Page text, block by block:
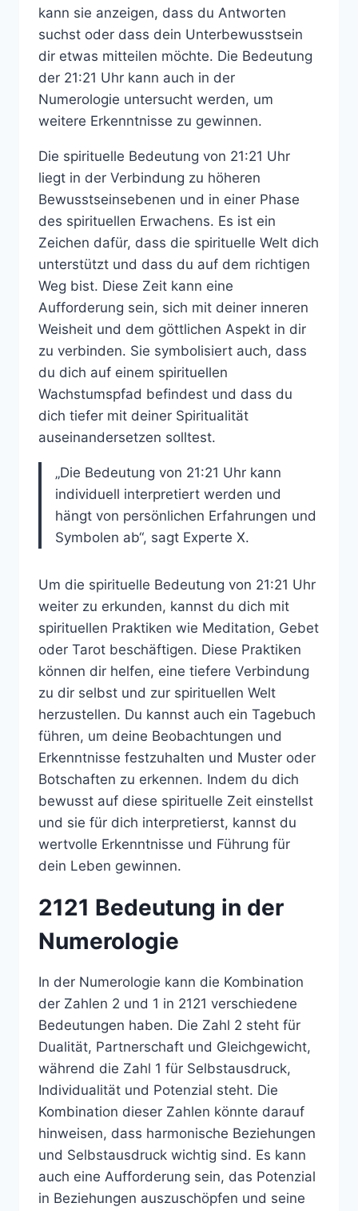
kann sie anzeigen, dass du Antworten
suchst oder dass dein Unterbewusstsein
dir etwas mitteilen möchte. Die Bedeutung
der 21:21 Uhr kann auch in der
Numerologie untersucht werden, um
weitere Erkenntnisse zu gewinnen.
Die spirituelle Bedeutung von 21:21 Uhr
liegt in der Verbindung zu höheren
Bewusstseinsebenen und in einer Phase
des spirituellen Erwachens. Es ist ein
Zeichen dafür, dass die spirituelle Welt dich
unterstützt und dass du auf dem richtigen
Weg bist. Diese Zeit kann eine
Aufforderung sein, sich mit deiner inneren
Weisheit und dem göttlichen Aspekt in dir
zu verbinden. Sie symbolisiert auch, dass
du dich auf einem spirituellen
Wachstumspfad befindest und dass du
dich tiefer mit deiner Spiritualität
auseinandersetzen solltest.
„Die Bedeutung von 21:21 Uhr kann
individuell interpretiert werden und
hängt von persönlichen Erfahrungen und
Symbolen ab“, sagt Experte X.
Um die spirituelle Bedeutung von 21:21 Uhr
weiter zu erkunden, kannst du dich mit
spirituellen Praktiken wie Meditation, Gebet
oder Tarot beschäftigen. Diese Praktiken
können dir helfen, eine tiefere Verbindung
zu dir selbst und zur spirituellen Welt
herzustellen. Du kannst auch ein Tagebuch
führen, um deine Beobachtungen und
Erkenntnisse festzuhalten und Muster oder
Botschaften zu erkennen. Indem du dich
bewusst auf diese spirituelle Zeit einstellst
und sie für dich interpretierst, kannst du
wertvolle Erkenntnisse und Führung für
dein Leben gewinnen.
2121 Bedeutung in der
Numerologie
In der Numerologie kann die Kombination
der Zahlen 2 und 1 in 2121 verschiedene
Bedeutungen haben. Die Zahl 2 steht für
Dualität, Partnerschaft und Gleichgewicht,
während die Zahl 1 für Selbstausdruck,
Individualität und Potenzial steht. Die
Kombination dieser Zahlen könnte darauf
hinweisen, dass harmonische Beziehungen
und Selbstausdruck wichtig sind. Es kann
auch eine Aufforderung sein, das Potenzial
in Beziehungen auszuschöpfen und seine